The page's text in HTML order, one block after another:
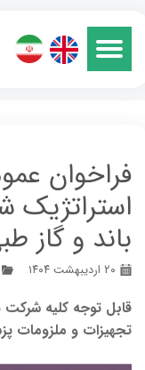
فراخوان
باند و گاز
۲۰ اردیبهشت ۱۴۰۴
قابل توجه کلیه شرکت
تجهیزات و ملزومات